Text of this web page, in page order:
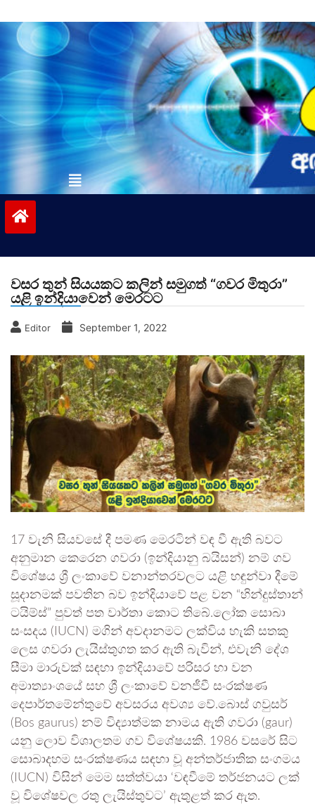
to
contentvinivida.lk
වසර තුන් සියයකට කලින් සමුගත් “ගවර මිතුරා”
යළි ඉන්දියාවෙන් මෙරටට
Editor September 1, 2022
17 වැනි සියවසේ දී පමණ මෙරටින් වඳ වී ඇති බවට
අනුමාන කෙරෙන ගවරා (ඉන්දියානු බයිසන්) නම් ගව
විශේෂය ශ්‍රී ලංකාවේ වනාන්තරවලට යළි හඳුන්වා දීමේ
සූදානමක් පවතින බව ඉන්දියාවේ පළ වන “හින්දුස්තාන්
ටයිම්ස්” පුවත් පත වාර්තා කොට තිබේ.ලෝක සොබා
සංසදය (IUCN) මගින් අවදානමට ලක්විය හැකි සතකු
ලෙස ගවරා ලැයිස්තුගත කර ඇති බැවින්, එවැනි දේශ
සීමා මාරුවක් සඳහා ඉන්දියාවේ පරිසර හා වන
අමාත්‍යාංශයේ සහ ශ්‍රී ලංකාවේ වනජීවී සංරක්ෂණ
දෙපාර්තමේන්තුවේ අවසරය අවශ්‍ය වේ.බොස් ගවුසර්
(Bos gaurus) නම් විද්‍යාත්මක නාමය ඇති ගවරා (gaur)
යනු ලොව විශාලතම ගව විශේෂයකි. 1986 වසරේ සිට
සොබාදහම සංරක්ෂණය සඳහා වූ අන්තර්ජාතික සංගමය
(IUCN) විසින් මෙම සත්ත්වයා ‘වඳවීමේ තර්ජනයට ලක්
වූ විශේෂවල රතු ලැයිස්තුවට’ ඇතුළත් කර ඇත.